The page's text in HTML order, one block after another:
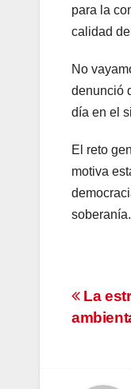
para la
calidad
No
denunció
día en el
El reto
motiva
soberanía.
de
La